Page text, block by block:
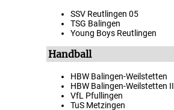
SSV Reutlingen 05
TSG Balingen
Young Boys Reutlingen
Handball
HBW Balingen-Weilstetten
HBW Balingen-Weilstetten II
VfL Pfullingen
TuS Metzingen